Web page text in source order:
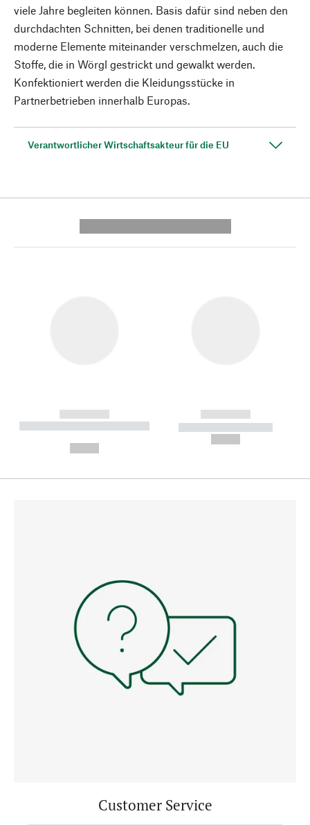
viele Jahre begleiten können. Basis dafür sind neben den
durchdachten Schnitten, bei denen traditionelle und
moderne Elemente miteinander verschmelzen, auch die
Stoffe, die in Wörgl gestrickt und gewalkt werden.
Konfektioniert werden die Kleidungsstücke in
Partnerbetrieben innerhalb Europas.
Verantwortlicher Wirtschaftsakteur für die EU
------------
----------- ----------- --------
------------
----------- -----------
Customer Service